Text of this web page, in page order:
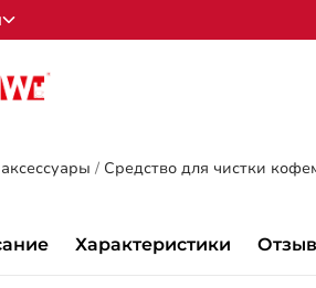
/ Средство для чистки
Характеристики